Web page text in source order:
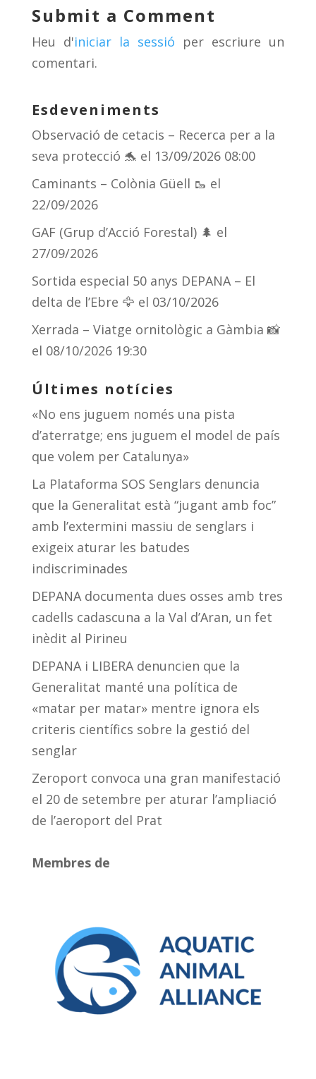
y d
s
a
m
ar
te
ix
Submit a Comment
Heu d'iniciar la sessió per escriure un
comentari.
Esdeveniments
Observació de cetacis – Recerca per a la
seva protecció 🐬 el 13/09/2026 08:00
Caminants – Colònia Güell 🥾 el
22/09/2026
GAF (Grup d’Acció Forestal) 🌲 el
27/09/2026
Sortida especial 50 anys DEPANA – El
delta de l’Ebre 🦅 el 03/10/2026
Xerrada – Viatge ornitològic a Gàmbia 📸
el 08/10/2026 19:30
Últimes notícies
«No ens juguem només una pista
d’aterratge; ens juguem el model de país
que volem per Catalunya»
La Plataforma SOS Senglars denuncia
que la Generalitat està “jugant amb foc”
amb l’extermini massiu de senglars i
exigeix aturar les batudes
indiscriminades
DEPANA documenta dues osses amb tres
cadells cadascuna a la Val d’Aran, un fet
inèdit al Pirineu
DEPANA i LIBERA denuncien que la
Generalitat manté una política de
«matar per matar» mentre ignora els
criteris científics sobre la gestió del
senglar
Zeroport convoca una gran manifestació
el 20 de setembre per aturar l’ampliació
de l’aeroport del Prat
Membres de